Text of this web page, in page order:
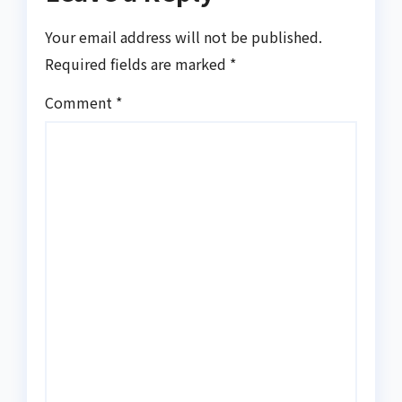
Your email address will not be published.
Required fields are marked *
Comment *